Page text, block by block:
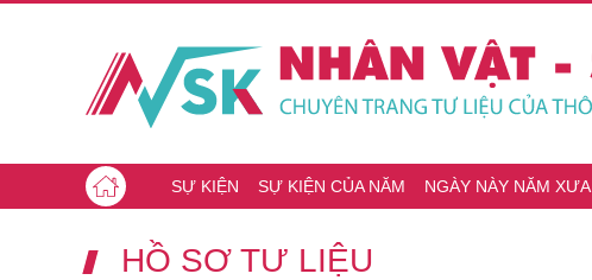
SỰ KIỆN SỰ KIỆN CỦA NĂM NGÀY NÀY NĂM XƯA
HỒ SƠ TƯ LIỆU